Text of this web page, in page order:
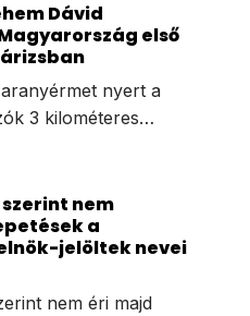
Dávid
első
nyert a
3 kilométeres…
nem
a
jelöltek nevei
nem éri majd